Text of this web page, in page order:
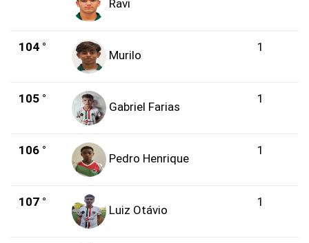
Ravi
104 °
Murilo
1
105 °
Gabriel Farias
1
106 °
Pedro Henrique
1
107 °
Luiz Otávio
1